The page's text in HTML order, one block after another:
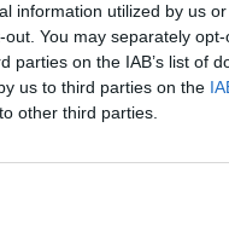
information utilized by us
You may separately
parties on the IAB’s list of
us to third parties on the
other third parties.
e
à
que
pelo
30